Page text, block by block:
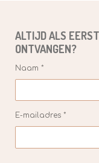
ALTIJD ALS
ONTVANGEN?
Naam *
E-mailadres *